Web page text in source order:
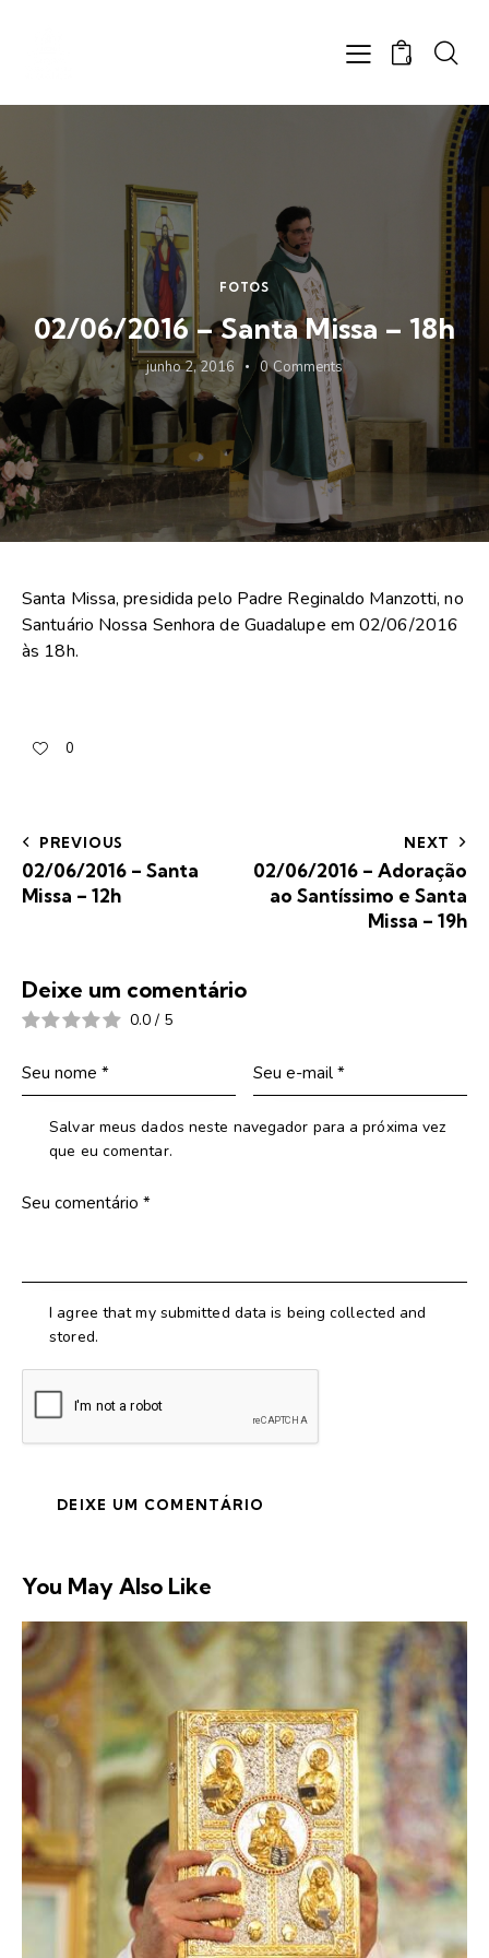
0
FOTOS
02/06/2016 – Santa Missa – 18h
junho 2, 2016 0 Comments
Santa Missa, presidida pelo Padre Reginaldo Manzotti, no
Santuário Nossa Senhora de Guadalupe em 02/06/2016
às 18h.
0
PREVIOUS
02/06/2016 – Santa
Missa – 12h
NEXT
02/06/2016 – Adoração
ao Santíssimo e Santa
Missa – 19h
Deixe um comentário
0.0 / 5
Salvar meus dados neste navegador para a próxima vez
que eu comentar.
I agree that my submitted data is being collected and
stored.
You May Also Like